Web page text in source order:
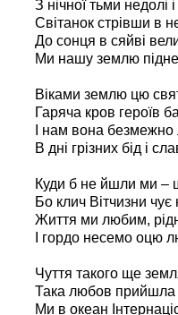
З нічної тьми недолі
Світанок стрівши в
До сонця в сяйві
Ми нашу землю
Віками землю цю
Гаряча кров героїв
І нам вона
В дні грізних бід і
Куди б не йшли ми –
Бо клич Вітчизни
Життя ми любим,
І гордо несемо оцю
Чуття такого ще
Така любов прийшла
Ми в океан